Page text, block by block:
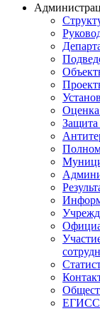
Оценка
Защита